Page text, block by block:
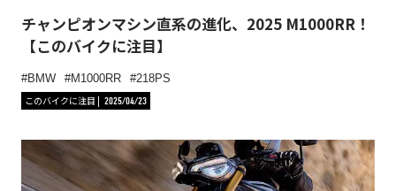
チャンピオンマシン直系の進化、2025 M1000RR！
【このバイクに注目】
BMW M1000RR
218PS
このバイクに注目
2025/04/23